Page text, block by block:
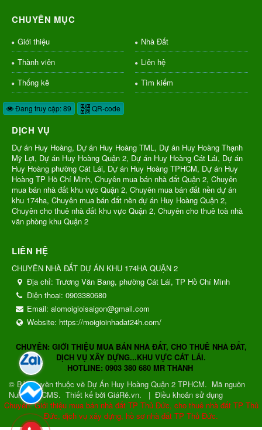
CHUYÊN MỤC
Giới thiệu
Nhà Đất
Thành viên
Liên hệ
Thống kê
Tìm kiếm
Đang truy cập: 89 QR-code
DỊCH VỤ
Dự án Huy Hoàng, Dự án Huy Hoàng TML, Dự án Huy Hoàng Thạnh
Mỹ Lợi, Dự án Huy Hoàng Quận 2, Dự án Huy Hoàng Cát Lái, Dự án
Huy Hoàng phường Cát Lái, Dự án Huy Hoàng TPHCM, Dự án Huy
Hoàng TP Hồ Chí Minh, Chuyên mua bán nhà đất Quận 2, Chuyên
mua bán nhà đất khu vực Quận 2, Chuyên mua bán đất nền dự án
khu 174ha, Chuyên mua bán đất nền dự án Huy Hoàng Quận 2,
Chuyên cho thuê nhà đất khu vực Quận 2, Chuyên cho thuê toà nhà
văn phòng khu Quận 2
LIÊN HỆ
CHUYÊN NHÀ ĐẤT DỰ ÁN KHU 174HA QUẬN 2
Địa chỉ: Trương Văn Bang, phường Cát Lái, TP Hồ Chí Minh
Điện thoại: 0903380680
Email: alomoigioisaigon@gmail.com
Website: https://moigioinhadat24h.com/
CHUYÊN: GIỚI THIỆU MUA BÁN NHÀ ĐẤT, CHO THUÊ NHÀ ĐẤT,
DỊCH VỤ XÂY DỰNG...KHU VỰC CÁT LÁI.
HOTLINE: 0903 380 680 MR THÀNH
© Bản quyền thuộc về Dự Án Huy Hoàng Quận 2 TPHCM. Mã nguồn
NukeViet CMS. Thiết kế bởi GiáRẻ.vn. | Điều khoản sử dụng
Chuyên: Giới thiệu mua bán nhà đất TP Thủ Đức, cho thuê nhà đất TP Thủ
Đức, dịch vụ xây dựng, hồ sơ nhà đất TP Thủ Đức.